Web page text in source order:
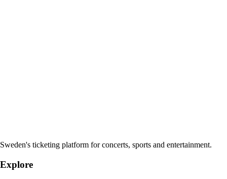
Sweden's ticketing platform for concerts, sports and entertainment.
Explore